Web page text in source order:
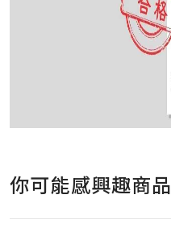
你可能感興趣商品